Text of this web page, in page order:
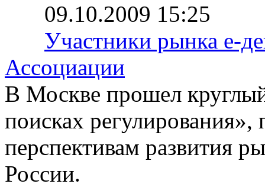
09.10.2009 15:25
Участники рынка е-
Ассоциации
В Москве прошел
поисках
перспективам развития
России.